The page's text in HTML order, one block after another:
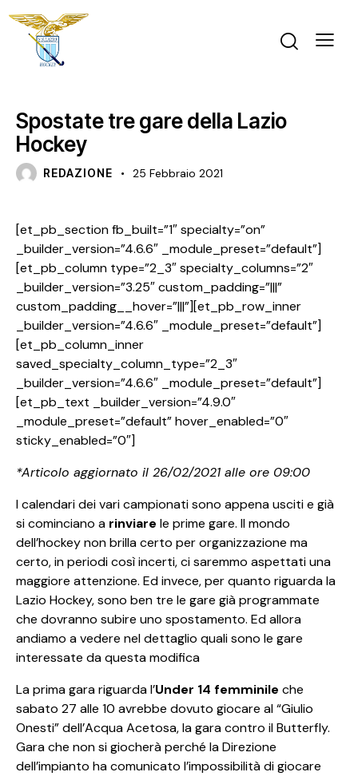
Spostate tre gare della Lazio
Hockey
REDAZIONE 25 Febbraio 2021
[et_pb_section fb_built=”1″ specialty=”on”
_builder_version=”4.6.6″ _module_preset=”default”]
[et_pb_column type=”2_3″ specialty_columns=”2″
_builder_version=”3.25″ custom_padding=”|||”
custom_padding__hover=”|||”][et_pb_row_inner
_builder_version=”4.6.6″ _module_preset=”default”]
[et_pb_column_inner
saved_specialty_column_type=”2_3″
_builder_version=”4.6.6″ _module_preset=”default”]
[et_pb_text _builder_version=”4.9.0″
_module_preset=”default” hover_enabled=”0″
sticky_enabled=”0″]
*Articolo aggiornato il 26/02/2021 alle ore 09:00
I calendari dei vari campionati sono appena usciti e già
si cominciano a rinviare le prime gare. Il mondo
dell’hockey non brilla certo per organizzazione ma
certo, in periodi così incerti, ci saremmo aspettati una
maggiore attenzione. Ed invece, per quanto riguarda la
Lazio Hockey, sono ben tre le gare già programmate
che dovranno subire uno spostamento. Ed allora
andiamo a vedere nel dettaglio quali sono le gare
interessate da questa modifica
La prima gara riguarda l’Under 14 femminile che
sabato 27 alle 10 avrebbe dovuto giocare al “Giulio
Onesti” dell’Acqua Acetosa, la gara contro il Butterfly.
Gara che non si giocherà perché la Direzione
dell’impianto ha comunicato l’impossibilità di giocare